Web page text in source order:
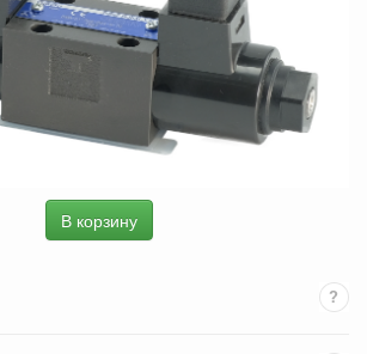
В корзину